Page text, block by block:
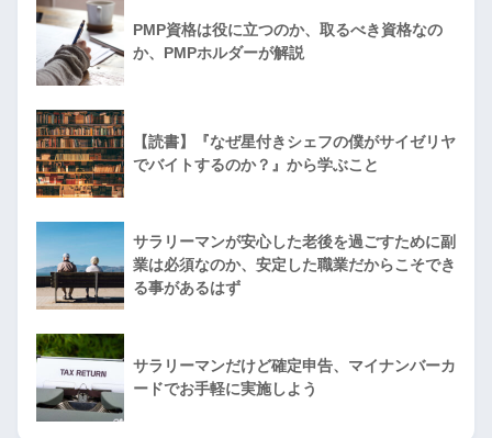
PMP資格は役に立つのか、取るべき資格なの
か、PMPホルダーが解説
【読書】『なぜ星付きシェフの僕がサイゼリヤ
でバイトするのか？』から学ぶこと
サラリーマンが安心した老後を過ごすために副
業は必須なのか、安定した職業だからこそでき
る事があるはず
サラリーマンだけど確定申告、マイナンバーカ
ードでお手軽に実施しよう